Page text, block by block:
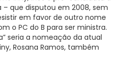
– que disputou em 2008, sem
em favor de outro nome
o PC do B para ser ministra.
seria a nomeação da atual
Rosana Ramos, também